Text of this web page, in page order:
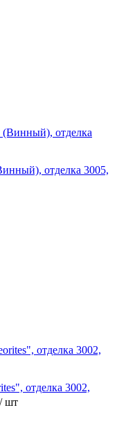
отделка 3005,
отделка 3002,
/ шт